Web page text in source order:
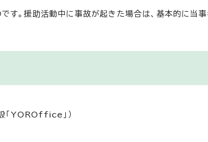
す。援助活動中に事故が起きた場合は、基本的に当
「YOROffice」）